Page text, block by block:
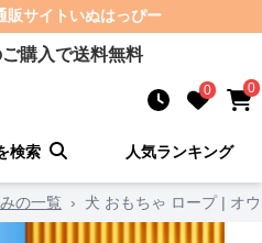
販サイト いぬはっぴー
ご購入で送料無料
0 0
検索 人気ランキング
の一覧 › 犬 おもちゃ ロープ | オ